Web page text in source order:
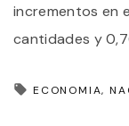
incrementos en
cantidades y
ECONOMIA